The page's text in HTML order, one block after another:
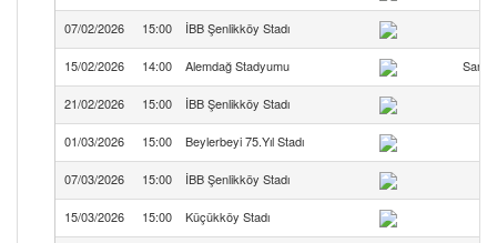
07/02/2026 15:00 İBB Şenlikköy Stadı
15/02/2026 14:00 Alemdağ Stadyumu
21/02/2026 15:00 İBB Şenlikköy Stadı
01/03/2026 15:00 Beylerbeyi 75.Yıl Stadı
07/03/2026 15:00 İBB Şenlikköy Stadı
15/03/2026 15:00 Küçükköy Stadı